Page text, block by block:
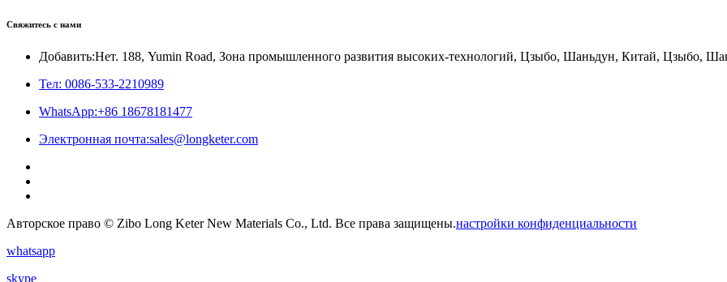
Свяжитесь с нами
Добавить:Нет. 188, Yumin Road, Зона промышленного развития высоких-технологий, Цзыбо, Шаньдун, Китай, Цзыбо,
Тел: 0086-533-2210989
WhatsApp:+86 18678181477
Электронная почта:sales@longketer.com
Авторское право © Zibo Long Keter New Materials Co., Ltd. Все права защищены.настройки конфиденциальности
whatsapp
skype